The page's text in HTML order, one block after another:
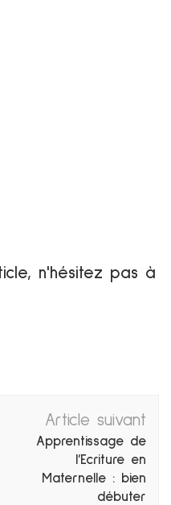
n'hésitez pas à
Article suivant
Apprentissage de
l’Ecriture en
Maternelle : bien
débuter